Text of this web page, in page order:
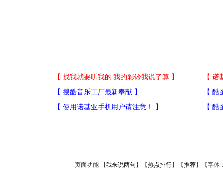
页面功能 【我来说两句 】【热点排行】【推荐】【字体